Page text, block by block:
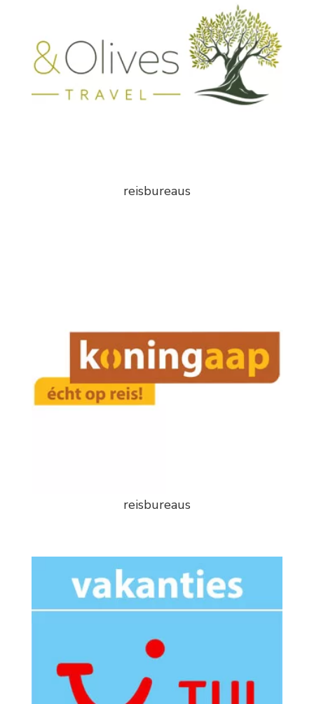
reisbureaus
reisbureaus